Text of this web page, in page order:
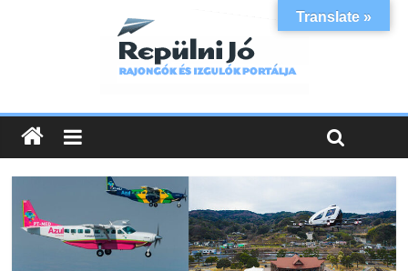
Translate »